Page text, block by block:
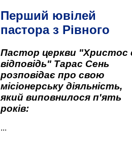
Перший ювілей
пастора з Рівного
Пастор церкви "Христос
відповідь" Тарас Сень
розповідає про свою
місіонерську діяльність,
який виповнилося п'ять
років:
...